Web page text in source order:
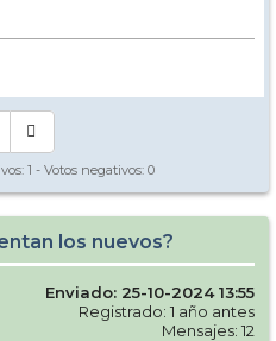
1 - Votos negativos: 0
los nuevos?
Enviado: 25-10-2024 13:55
Registrado: 1 año antes
Mensajes: 12